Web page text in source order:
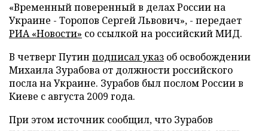
«Временный поверенный в делах России на
Украине - Торопов Сергей Львович», - передает
РИА «Новости» со ссылкой на российский МИД.
В четверг Путин подписал указ об освобождении
Михаила Зурабова от должности российского
посла на Украине. Зурабов был послом России в
Киеве с августа 2009 года.
При этом источник сообщил, что Зурабов